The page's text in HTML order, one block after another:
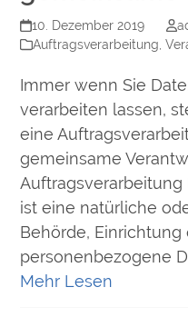
10. Dezember 2019
Auftragsverarbeitung ,
Immer wenn Sie
verarbeiten lassen,
eine
gemeinsame
ist eine natürliche
Behörde,
personenbezogene
Mehr Lesen